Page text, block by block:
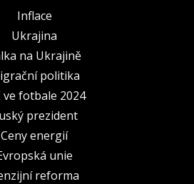
Inflace
Ukrajina
na Ukrajině
politika
ve fotbale 2024
prezident
Ceny energií
unie
reforma